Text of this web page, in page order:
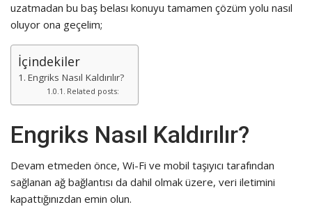
uzatmadan bu baş belası konuyu tamamen çözüm yolu nasıl
oluyor ona geçelim;
İçindekiler
Engriks Nasıl Kaldırılır?
Related posts:
Engriks Nasıl Kaldırılır?
Devam etmeden önce, Wi-Fi ve mobil taşıyıcı tarafından
sağlanan ağ bağlantısı da dahil olmak üzere, veri iletimini
kapattığınızdan emin olun.